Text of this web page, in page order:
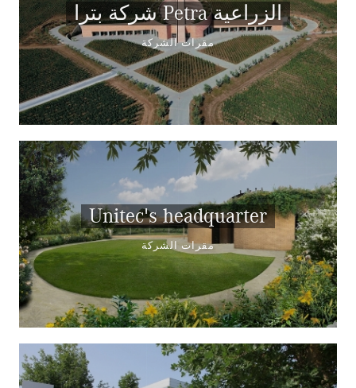
شركة بترا Petra الزراعية
مقرات الشركة
Unitec's headquarter
مقرات الشركة